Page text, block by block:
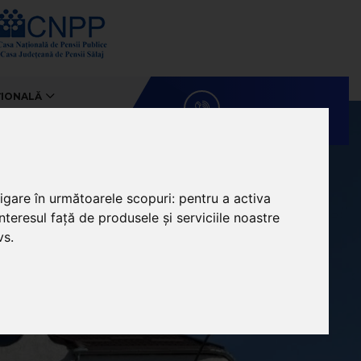
în următoarele scopuri: pentru a activa
față de produsele și serviciile noastre
.